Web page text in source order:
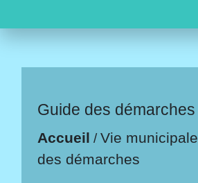
Guide des démarches
Accueil /Vie municipale
des démarches